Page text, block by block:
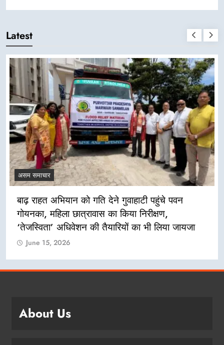
Latest
असम समाचार
बाढ़ राहत अभियान को गति देने गुवाहाटी पहुंचे पवन
गोयनका, महिला छात्रावास का किया निरीक्षण,
‘तेजस्विता’ अधिवेशन की तैयारियों का भी लिया जायजा
June 15, 2026
About Us